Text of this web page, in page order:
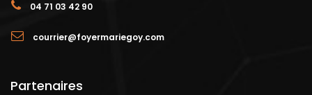
04 71 03 42 90
courrier@foyermariegoy.com
Partenaires